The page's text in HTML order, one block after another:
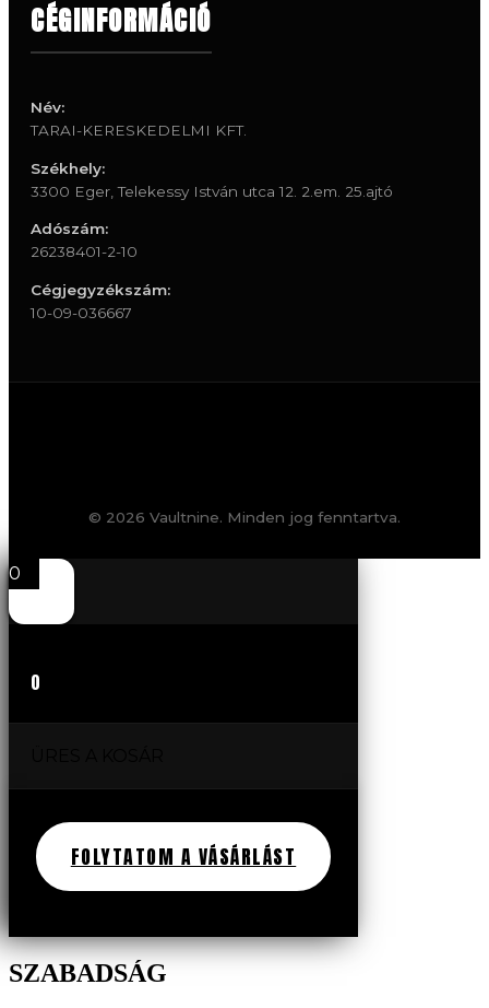
CÉGINFORMÁCIÓ
Név:
TARAI-KERESKEDELMI KFT.
Székhely:
3300 Eger, Telekessy István utca 12. 2.em. 25.ajtó
Adószám:
26238401-2-10
Cégjegyzékszám:
10-09-036667
© 2026 Vaultnine. Minden jog fenntartva.
0
0
FOLYTATOM A VÁSÁRLÁST
SZABADSÁG